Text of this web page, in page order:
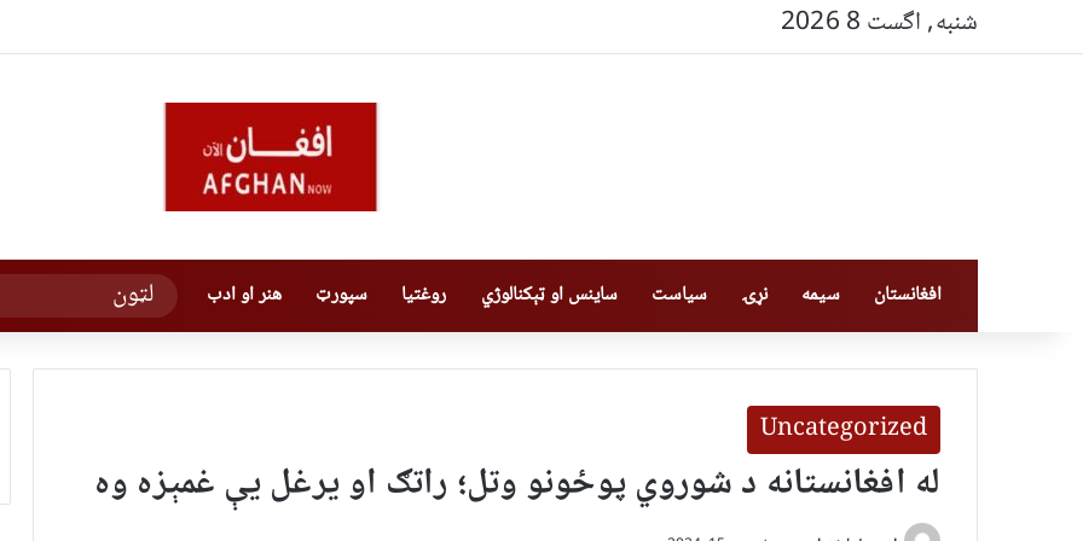
شنبه, اگست 8 2026
افغانستان سیمه نړۍ سیاست ساینس او ټېکنالوژي روغتیا سپورټ هنر او ادب
Uncategorized
له افغانستانه د شوروي پوځونو وتل؛ راتګ او یرغل یې غمېزه وه